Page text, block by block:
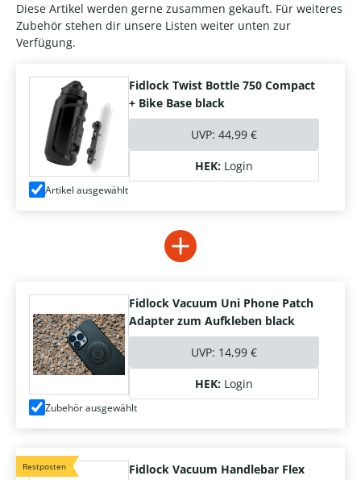
Diese Artikel werden gerne zusammen gekauft. Für weiteres
Zubehör stehen dir unsere Listen weiter unten zur
Verfügung.
Fidlock Twist Bottle 750 Compact
+ Bike Base black
UVP: 44,99 €
HEK: Login
Artikel ausgewählt
Fidlock Vacuum Uni Phone Patch
Adapter zum Aufkleben black
UVP: 14,99 €
HEK: Login
Zubehör ausgewählt
Restposten
Fidlock Vacuum Handlebar Flex